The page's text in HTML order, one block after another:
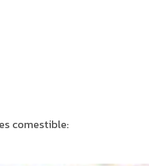
comestible: